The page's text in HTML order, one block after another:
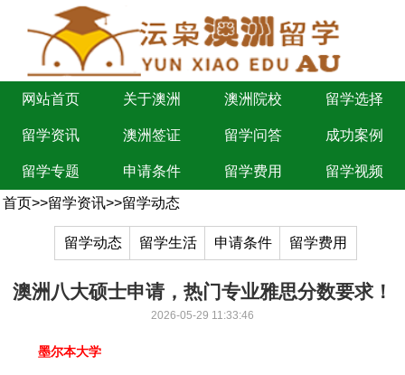
网站首页 关于澳洲 澳洲院校 留学选择
留学资讯 澳洲签证 留学问答 成功案例
留学专题 申请条件 留学费用 留学视频
首页>>留学资讯>>留学动态
留学动态 留学生活 申请条件 留学费用
澳洲八大硕士申请，热门专业雅思分数要求！
2026-05-29 11:33:46
墨尔本大学